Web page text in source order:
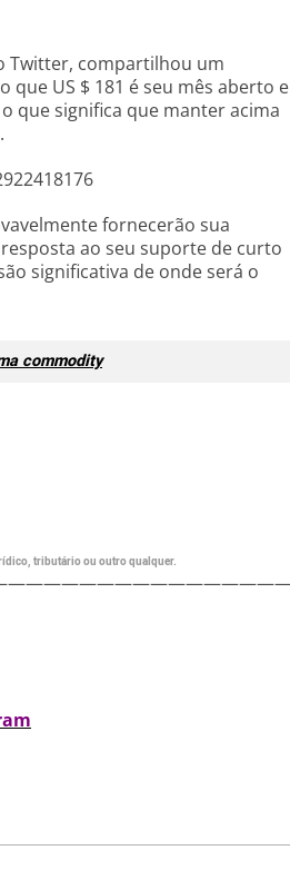
Twitter, compartilhou um
US $ 181 é seu mês aberto e
que significa que manter acima
fornecerão sua
ao seu suporte de curto
significativa de onde será o
commodity
tributário ou outro qualquer.